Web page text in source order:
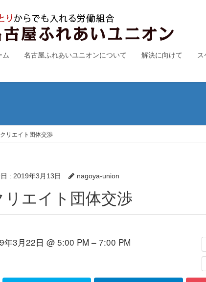
ム 名古屋ふれあいユニオンについて 解決に向けて
リエイト団体交渉
: 2019年3月13日 nagoya-union
リエイト団体交渉
年3月22日 @ 5:00 PM – 7:00 PM